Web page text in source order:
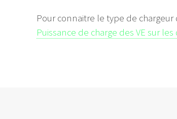
Pour connaitre le type de
Puissance de charge des VE sur